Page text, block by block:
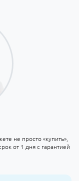
не просто «купить»,
от 1 дня с гарантией